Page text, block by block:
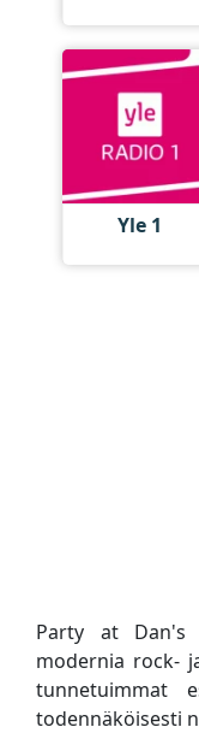
Yle 1
Party at Dan's
modernia rock-
tunnetuimmat
todennäköisesti